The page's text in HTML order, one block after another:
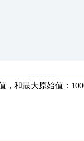
和最大原始值：